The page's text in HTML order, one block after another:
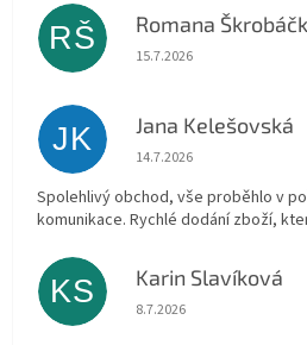
RŠ Romana
Hodnocení obchodu je 5
15.7.2026
JK Jana Kelešovská
Hodnocení obchodu je 5
14.7.2026
Spolehlivý obchod, vše proběhlo v
komunikace. Rychlé dodání zboží,
KS Karin Slavíková
Hodnocení obchodu je 5
8.7.2026